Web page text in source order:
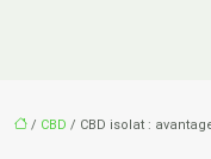
/ CBD / CBD isolat :